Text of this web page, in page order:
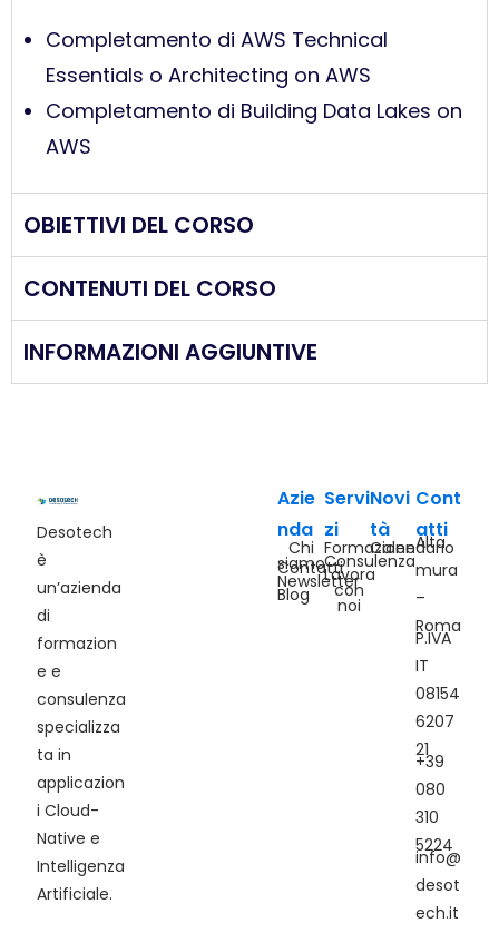
Completamento di AWS Technical
Essentials o Architecting on AWS
Completamento di Building Data Lakes on
AWS
OBIETTIVI DEL CORSO
CONTENUTI DEL CORSO
INFORMAZIONI AGGIUNTIVE
Desotech
è
un’azienda
di
formazion
e e
consulenza
specializza
ta in
applicazion
i Cloud-
Native e
Intelligenza
Artificiale.
Azie
nda
Chi
siamo
Contatti
Newsletter
Blog
Servi
zi
Formazione
Consulenza
Lavora
con
noi
Novi
tà
Calendario
Cont
atti
Alta
mura
–
Roma
P.IVA
IT
08154
6207
21
+39
080
310
5224
info@
desot
ech.it